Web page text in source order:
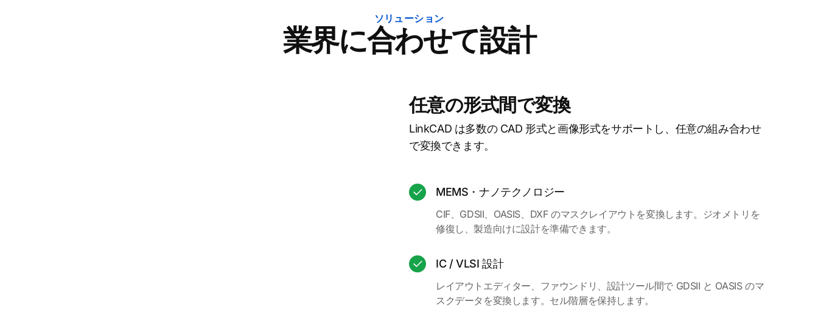
ソリューション
業界に合わせて設計
任意の形式間で変換
LinkCAD は多数の CAD 形式と画像形式をサポートし、任意の組み合わせ
で変換できます。
MEMS・ナノテクノロジー
CIF、GDSII、OASIS、DXF のマスクレイアウトを変換します。ジオメトリを
修復し、製造向けに設計を準備できます。
IC / VLSI 設計
レイアウトエディター、ファウンドリ、設計ツール間で GDSII と OASIS のマ
スクデータを変換します。セル階層を保持します。